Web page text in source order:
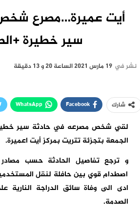
أيت عميرة…مصرع
سير خطيرة
نشر في 19 مارس 2021 الساعة 20 و 13 دقيقة
شارك Facebook
WhatsApp
لقي شخص مصرعه في حادثة سير
الجمعة بتجزئة تتريت بمركز أيت اعميرة.
و ترجع تفاصيل الحادثة حسب
اصطدام قوي بين حافلة لنقل
ادى الى وفاة سائق الدراجة النارية
الصدمة.